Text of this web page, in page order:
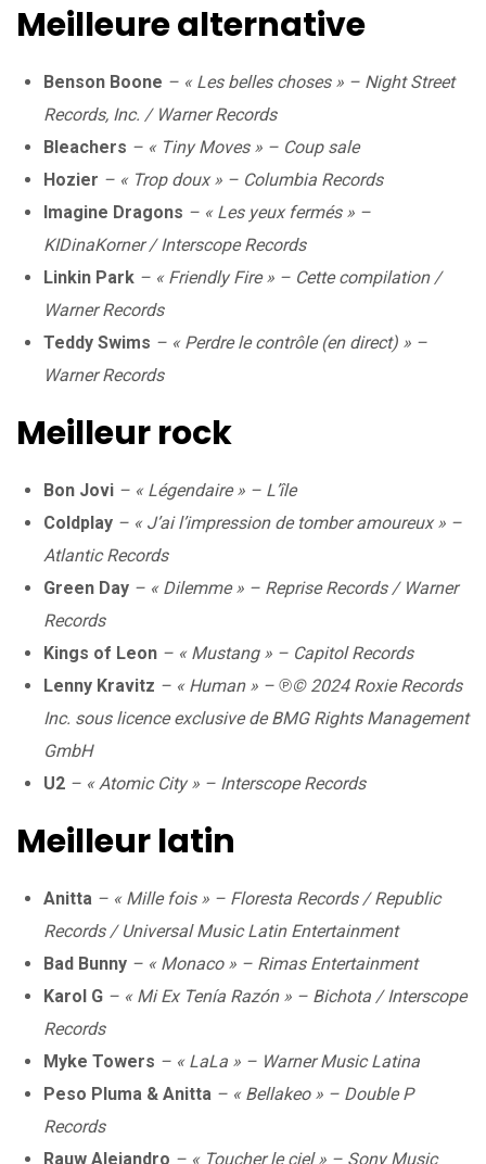
Meilleure alternative
Benson Boone – « Les belles choses » – Night Street
Records, Inc. / Warner Records
Bleachers – « Tiny Moves » – Coup sale
Hozier – « Trop doux » – Columbia Records
Imagine Dragons – « Les yeux fermés » –
KIDinaKorner / Interscope Records
Linkin Park – « Friendly Fire » – Cette compilation /
Warner Records
Teddy Swims – « Perdre le contrôle (en direct) » –
Warner Records
Meilleur rock
Bon Jovi – « Légendaire » – L’île
Coldplay – « J’ai l’impression de tomber amoureux » –
Atlantic Records
Green Day – « Dilemme » – Reprise Records / Warner
Records
Kings of Leon – « Mustang » – Capitol Records
Lenny Kravitz – « Human » – ℗© 2024 Roxie Records
Inc. sous licence exclusive de BMG Rights Management
GmbH
U2 – « Atomic City » – Interscope Records
Meilleur latin
Anitta – « Mille fois » – Floresta Records / Republic
Records / Universal Music Latin Entertainment
Bad Bunny – « Monaco » – Rimas Entertainment
Karol G – « Mi Ex Tenía Razón » – Bichota / Interscope
Records
Myke Towers – « LaLa » – Warner Music Latina
Peso Pluma & Anitta – « Bellakeo » – Double P
Records
Rauw Alejandro – « Toucher le ciel » – Sony Music